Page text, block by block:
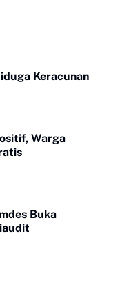
Keracunan
Warga
Buka